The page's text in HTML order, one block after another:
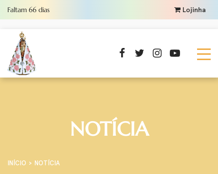
Faltam 66 dias Lojinha
NOTÍCIA
INÍCIO NOTÍCIA